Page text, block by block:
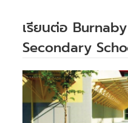
เรียนต่อ
Secondary